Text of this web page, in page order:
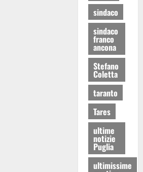
sindaco
sindaco
franco
ancona
Stefano
Coletta
taranto
Tares
ultime
notizie
Puglia
ultimissime